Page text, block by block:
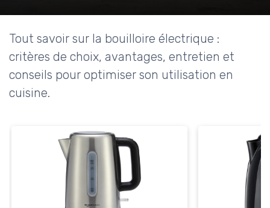
Tout savoir sur la bouilloire électrique :
critères de choix, avantages, entretien et
conseils pour optimiser son utilisation en
cuisine.